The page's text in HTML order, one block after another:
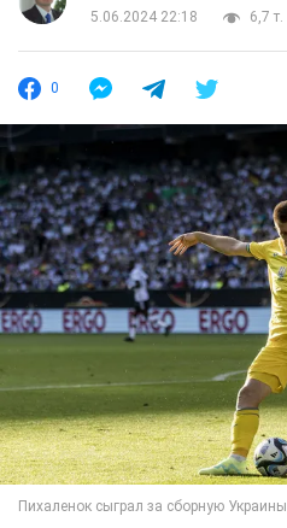
5.06.2024 22:18
6,7 т.
0